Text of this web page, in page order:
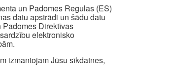
un Padomes Regulas (ES)
datu apstrādi un šādu datu
Direktīvas
elektronisko
izmantojam Jūsu sīkdatnes,